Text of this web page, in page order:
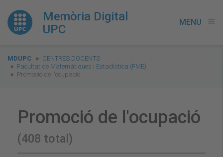
Memòria Digital
UPC
MENU menu
You
are
here:
MDUPC
CENTRES DOCENTS
Facultat de Matemàtiques i Estadística (FME)
Promoció de l'ocupació
Promoció de l'ocupació
(408 total)